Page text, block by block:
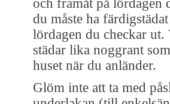
och framåt på lördagen
du måste ha
lördagen du checkar
städar lika noggrant
huset när du anländer.
Glöm inte att ta med